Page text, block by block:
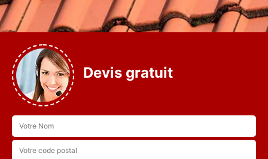
Devis gratuit